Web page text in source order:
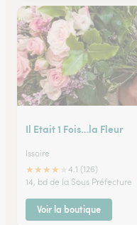
Il Etait 1 Fois…la Fleur
Issoire
★★★★
4.1 (126)
14, bd de la Sous Préfecture
Voir la boutique